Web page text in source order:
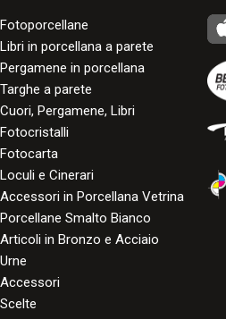
Fotoporcellane
Libri in porcellana a parete
Pergamene in porcellana
Targhe a parete
Cuori, Pergamene, Libri
Fotocristalli
Fotocarta
Loculi e Cinerari
Accessori in Porcellana Vetrina
Porcellane Smalto Bianco
Articoli in Bronzo e Acciaio
Urne
Accessori
Scelte